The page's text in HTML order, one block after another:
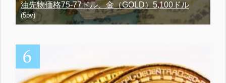
油先物価格75-77ドル、金（GOLD）5,100ドル
(5pv)